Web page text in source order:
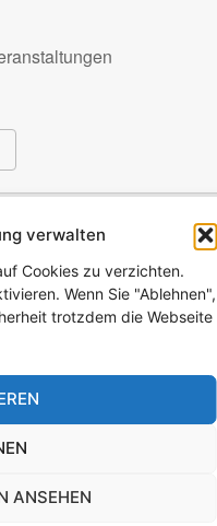
verwalten
Cookies zu verzichten.
Wenn Sie "Ablehnen",
trotzdem die Webseite
ANSEHEN